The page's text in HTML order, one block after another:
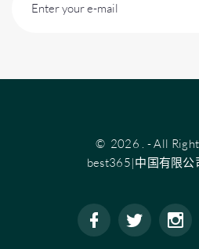
Enter your e-mail
© 2026 . - All
best365|中国有限公